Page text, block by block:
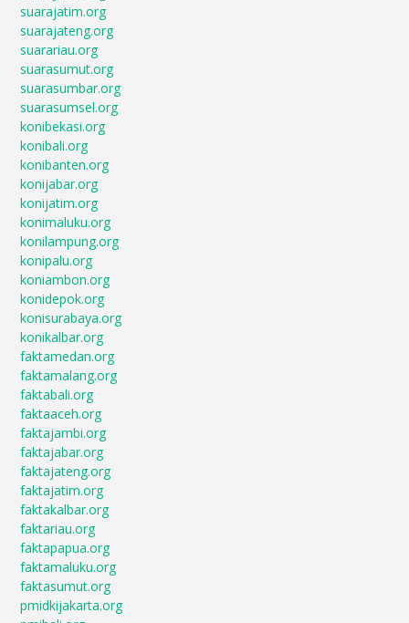
suarajatim.org
suarajateng.org
suarariau.org
suarasumut.org
suarasumbar.org
suarasumsel.org
konibekasi.org
konibali.org
konibanten.org
konijabar.org
konijatim.org
konimaluku.org
konilampung.org
konipalu.org
koniambon.org
konidepok.org
konisurabaya.org
konikalbar.org
faktamedan.org
faktamalang.org
faktabali.org
faktaaceh.org
faktajambi.org
faktajabar.org
faktajateng.org
faktajatim.org
faktakalbar.org
faktariau.org
faktapapua.org
faktamaluku.org
faktasumut.org
pmidkijakarta.org